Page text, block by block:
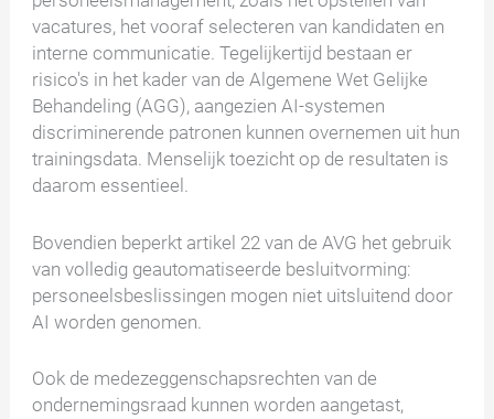
vacatures, het vooraf selecteren van kandidaten en
interne communicatie. Tegelijkertijd bestaan er
risico's in het kader van de Algemene Wet Gelijke
Behandeling (AGG), aangezien AI-systemen
discriminerende patronen kunnen overnemen uit hun
trainingsdata. Menselijk toezicht op de resultaten is
daarom essentieel.
Bovendien beperkt artikel 22 van de AVG het gebruik
van volledig geautomatiseerde besluitvorming:
personeelsbeslissingen mogen niet uitsluitend door
AI worden genomen.
Ook de medezeggenschapsrechten van de
ondernemingsraad kunnen worden aangetast,